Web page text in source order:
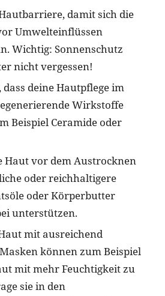
damit sich die
Umwelteinflüssen
Wichtig: Sonnenschutz
nicht vergessen!
deine Hautpflege im
Wirkstoffe
Beispiel Ceramide oder
Haut vor dem Austrocknen
oder reichhaltigere
oder Körperbutter
unterstützen.
mit ausreichend
können zum Beispiel
mit mehr Feuchtigkeit zu
sie in den